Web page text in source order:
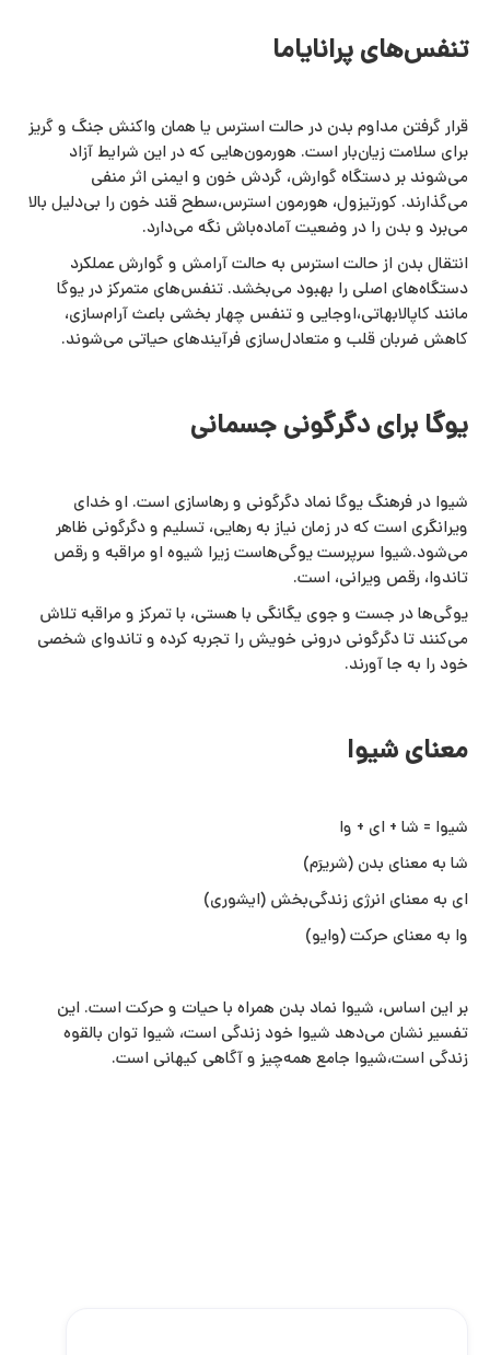
تنفس‌های پرانایاما
قرار گرفتن مداوم بدن در حالت استرس یا همان واکنش جنگ و گریز
برای سلامت زیان‌بار است. هورمون‌هایی که در این شرایط آزاد
می‌شوند بر دستگاه گوارش، گردش خون و ایمنی اثر منفی
می‌گذارند. کورتیزول، هورمون استرس،سطح قند خون را بی‌دلیل بالا
می‌برد و بدن را در وضعیت آماده‌باش نگه می‌دارد.
انتقال بدن از حالت استرس به حالت آرامش و گوارش عملکرد
دستگاه‌های اصلی را بهبود می‌بخشد. تنفس‌های متمرکز در یوگا
مانند کاپالابهاتی،اوجایی و تنفس چهار بخشی باعث آرام‌سازی،
کاهش ضربان قلب و متعادل‌سازی فرآیندهای حیاتی می‌شوند.
یوگا برای دگرگونی جسمانی
شیوا در فرهنگ یوگا نماد دگرگونی و رهاسازی است. او خدای
ویرانگری است که در زمان نیاز به رهایی، تسلیم و دگرگونی ظاهر
می‌شود.شیوا سرپرست یوگی‌هاست زیرا شیوه او مراقبه و رقص
تاندوا، رقص ویرانی، است.
یوگی‌ها در جست‌ و جوی یگانگی با هستی، با تمرکز و مراقبه تلاش
می‌کنند تا دگرگونی درونی خویش را تجربه کرده و تاندوای شخصی
خود را به‌ جا آورند.
معنای شیوا
شیوا = شا + ای + وا
شا به معنای بدن (شریرَم)
ای به معنای انرژی زندگی‌بخش (ایشوری)
وا به معنای حرکت (وایو)
بر این اساس، شیوا نماد بدن همراه با حیات و حرکت است. این
تفسیر نشان می‌دهد شیوا خود زندگی است، شیوا توان بالقوه
زندگی است،شیوا جامع همه‌چیز و آگاهی کیهانی است.